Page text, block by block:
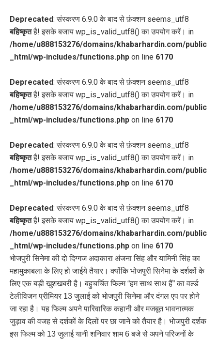
Deprecated: संस्करण 6.9.0 के बाद से फ़ंक्शन seems_utf8
बहिष्कृतहै! इसके बजाय wp_is_valid_utf8() का उपयोग करें। in
/home/u888153276/domains/khabarhardin.com/public
_html/wp-includes/functions.php on line 6170
Deprecated: संस्करण 6.9.0 के बाद से फ़ंक्शन seems_utf8
बहिष्कृतहै! इसके बजाय wp_is_valid_utf8() का उपयोग करें। in
/home/u888153276/domains/khabarhardin.com/public
_html/wp-includes/functions.php on line 6170
Deprecated: संस्करण 6.9.0 के बाद से फ़ंक्शन seems_utf8
बहिष्कृतहै! इसके बजाय wp_is_valid_utf8() का उपयोग करें। in
/home/u888153276/domains/khabarhardin.com/public
_html/wp-includes/functions.php on line 6170
Deprecated: संस्करण 6.9.0 के बाद से फ़ंक्शन seems_utf8
बहिष्कृतहै! इसके बजाय wp_is_valid_utf8() का उपयोग करें। in
/home/u888153276/domains/khabarhardin.com/public
_html/wp-includes/functions.php on line 6170
भोजपुरी सिनेमा की दो दिग्गज अदाकारा अंजना सिंह और यामिनी सिंह का
महामुकाबला के लिए हो जाईये तैयार। क्योंकि भोजपुरी सिनेमा के दर्शकों के
लिए एक बड़ी खुशखबरी है। बहुचर्चित फिल्म “हम साथ साथ हैं” का वर्ल्ड
टेलीविजन प्रीमियर 13 जुलाई को भोजपुरी सिनेमा और दंगल एप पर होने
जा रहा है। यह फिल्म अपने पारिवारिक कहानी और मजबूत भावनात्मक
जुड़ाव की वजह से दर्शकों के दिलों पर छा जाने को तैयार है। भोजपुरी दर्शक
इस फिल्म को 13 जुलाई यानी शनिवार शाम 6 बजे से अपने परिजनों के